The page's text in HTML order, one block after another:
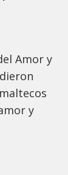
Amor y
y